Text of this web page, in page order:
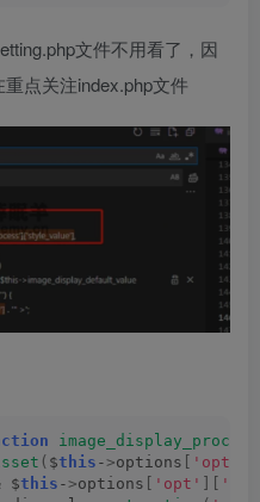
文件不用看了，因
点关注index.php文件
( $this ->options [ 'opt'
$this ->options [ 'opt' ][